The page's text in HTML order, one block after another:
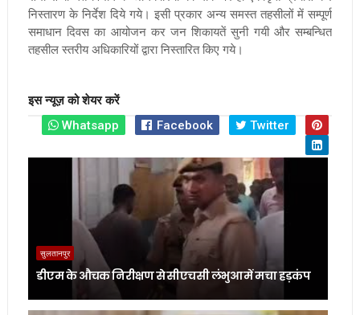
निस्तारण के निर्देश दिये गये। इसी प्रकार अन्य समस्त तहसीलों में सम्पूर्ण
समाधान दिवस का आयोजन कर जन शिकायतें सुनी गयी और सम्बन्धित
तहसील स्तरीय अधिकारियों द्वारा निस्तारित किए गये।
इस न्यूज़ को शेयर करें
Whatsapp
Facebook Twitter
सुलतानपुर
डीएम के औचक निरीक्षण से सीएचसी लंभुआ में मचा हड़कंप